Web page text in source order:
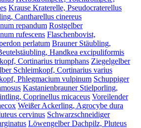
Krause Kraterelle, Pseudocraterellus
Cantharellus cinereus
repandum Rostgelber
rufescens Flaschenbovist,
perlatum Brauner Stäubling,
Handkea excipuliformis
Cortinarius triumphans Ziegelgelber
Schleimkopf, Cortinarius varius
Phlegmacium vulpinum Schuppiger
Kastanienbrauner Stielporling,
Coprinellus micaceus Voreilender
Weißer Ackerling, Agrocybe dura
cervinus Schwarzschneidiger
Löwengelber Dachpilz, Pluteus